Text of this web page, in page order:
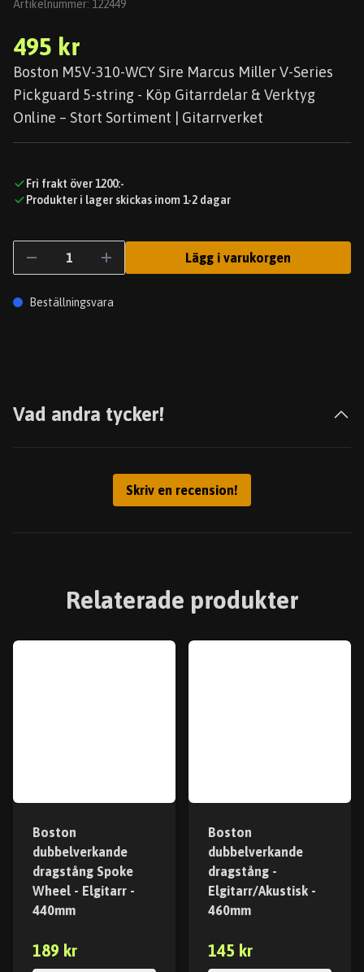
Artikelnummer: 122449
495 kr
Boston M5V-310-WCY Sire Marcus Miller V-Series
Pickguard 5-string - Köp Gitarrdelar & Verktyg
Online – Stort Sortiment | Gitarrverket
Fri frakt över 1200:-
Produkter i lager skickas inom 1-2 dagar
Lägg i varukorgen
Beställningsvara
Vad andra tycker!
Skriv en recension!
Relaterade produkter
Boston
dubbelverkande
dragstång Spoke
Wheel - Elgitarr -
440mm
189 kr
Boston
dubbelverkande
dragstång -
Elgitarr/Akustisk -
460mm
145 kr